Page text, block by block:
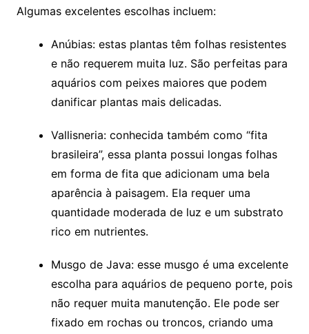
Algumas excelentes escolhas incluem:
Anúbias: estas plantas têm folhas resistentes
e não requerem muita‌ luz. São perfeitas para
‌aquários com peixes maiores que ⁣podem
danificar plantas mais delicadas.
Vallisneria:⁢ conhecida também como “fita
brasileira”, ⁣essa planta possui⁣ longas folhas
⁣em forma de fita ⁢que ⁣adicionam uma⁤ bela
aparência à paisagem. Ela requer uma
quantidade moderada de luz e um substrato
rico em nutrientes.
Musgo de Java: esse musgo ⁢é uma excelente
escolha para aquários de‍ pequeno⁣ porte, pois⁤
não requer muita manutenção. Ele pode ser
fixado em rochas ou troncos, ⁢criando uma